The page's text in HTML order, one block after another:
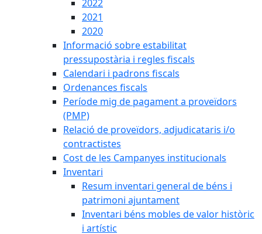
2022
2021
2020
Informació sobre estabilitat
pressupostària i regles fiscals
Calendari i padrons fiscals
Ordenances fiscals
Període mig de pagament a proveïdors
(PMP)
Relació de proveïdors, adjudicataris i/o
contractistes
Cost de les Campanyes institucionals
Inventari
Resum inventari general de béns i
patrimoni ajuntament
Inventari béns mobles de valor històric
i artístic